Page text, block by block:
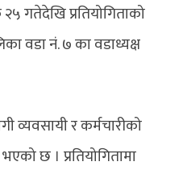
गतेदेखि प्रतियोगिताको
वडा नं. ७ का वडाध्यक्ष
व्यवसायी र कर्मचारीको
छ । प्रतियोगितामा